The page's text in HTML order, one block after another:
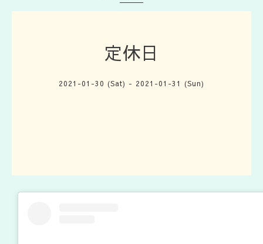
定休日
2021-01-30 (Sat) - 2021-01-31 (Sun)